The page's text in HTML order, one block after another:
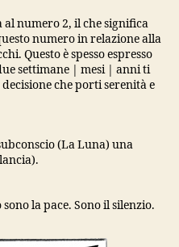
al numero 2, il che significa
numero in relazione alla
Questo è spesso espresso
settimane | mesi | anni ti
che porti serenità e
(La Luna) una
la pace. Sono il silenzio.